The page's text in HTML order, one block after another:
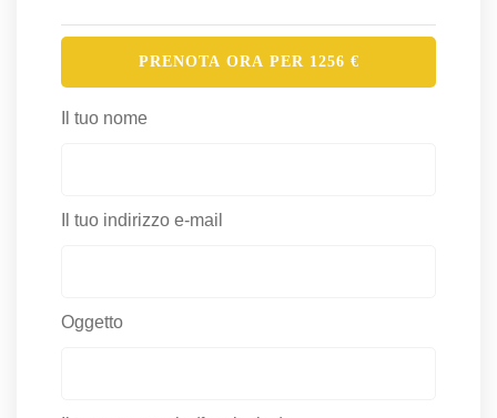
PRENOTA ORA PER 1256 €
Il tuo nome
Il tuo indirizzo e-mail
Oggetto